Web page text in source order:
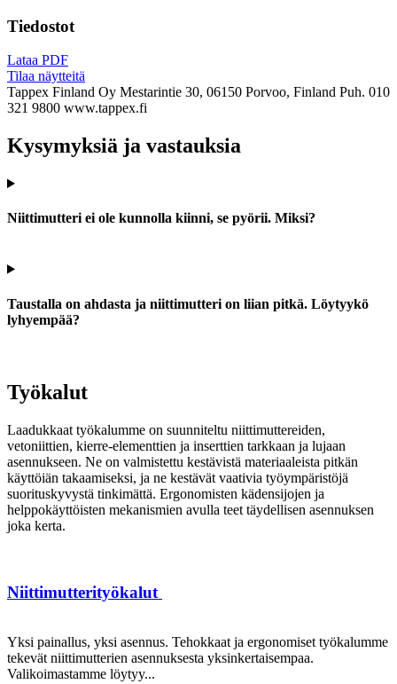
Tiedostot
Lataa PDF
Tilaa näytteitä
Tappex Finland Oy Mestarintie 30, 06150 Porvoo, Finland Puh. 010
321 9800 www.tappex.fi
Kysymyksiä ja vastauksia
Niittimutteri ei ole kunnolla kiinni, se pyörii. Miksi?
Taustalla on ahdasta ja niittimutteri on liian pitkä. Löytyykö
lyhyempää?
Työkalut
Laadukkaat työkalumme on suunniteltu niittimuttereiden,
vetoniittien, kierre-elementtien ja inserttien tarkkaan ja lujaan
asennukseen. Ne on valmistettu kestävistä materiaaleista pitkän
käyttöiän takaamiseksi, ja ne kestävät vaativia työympäristöjä
suorituskyvystä tinkimättä. Ergonomisten kädensijojen ja
helppokäyttöisten mekanismien avulla teet täydellisen asennuksen
joka kerta.
Niittimutterityökalut
Yksi painallus, yksi asennus. Tehokkaat ja ergonomiset työkalumme
tekevät niittimutterien asennuksesta yksinkertaisempaa.
Valikoimastamme löytyy...